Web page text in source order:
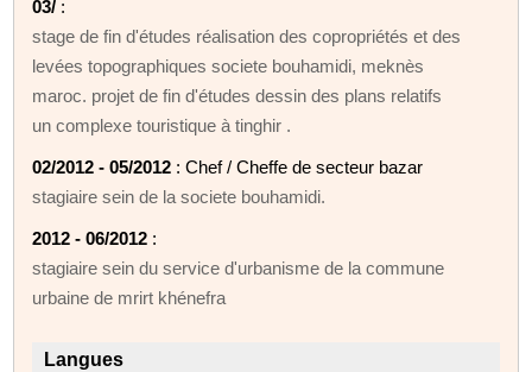
03/ :
stage de fin d'études réalisation des copropriétés et des
levées topographiques societe bouhamidi, meknès
maroc. projet de fin d'études dessin des plans relatifs
un complexe touristique à tinghir .
02/2012 - 05/2012 : Chef / Cheffe de secteur bazar
stagiaire sein de la societe bouhamidi.
2012 - 06/2012 :
stagiaire sein du service d'urbanisme de la commune
urbaine de mrirt khénefra
Langues